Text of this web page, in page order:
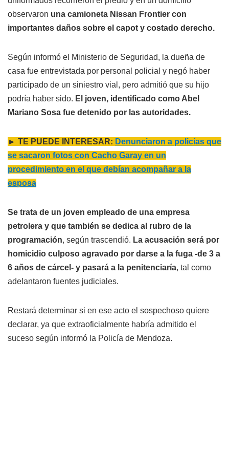
observaron una camioneta Nissan Frontier con
importantes daños sobre el capot y costado derecho.
Según informó el Ministerio de Seguridad, la dueña de
casa fue entrevistada por personal policial y negó haber
participado de un siniestro vial, pero admitió que su hijo
podría haber sido. El joven, identificado como Abel
Mariano Sosa fue detenido por las autoridades.
► TE PUEDE INTERESAR: Denunciaron a policías que
se sacaron fotos con Cacho Garay en un
procedimiento en el que debían acompañar a la
esposa
Se trata de un joven empleado de una empresa
petrolera y que también se dedica al rubro de la
programación, según trascendió. La acusación será por
homicidio culposo agravado por darse a la fuga -de 3 a
6 años de cárcel- y pasará a la penitenciaría, tal como
adelantaron fuentes judiciales.
Restará determinar si en ese acto el sospechoso quiere
declarar, ya que extraoficialmente habría admitido el
suceso según informó la Policía de Mendoza.